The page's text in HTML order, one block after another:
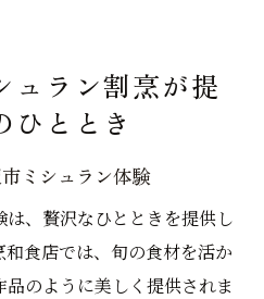
ュラン割烹が提
ひととき
ミシュラン体験
、贅沢なひとときを提供し
食店では、旬の食材を活か
のように美しく提供されま